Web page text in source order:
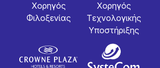
Χορηγός
Φιλοξενίας
Χορηγός
Tεχνολογικής
Yποστήριξης